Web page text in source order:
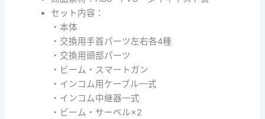
セット内容：
・本体
・交換用手首パーツ左右各4種
・交換用頭部パーツ
・ビーム・スマートガン
・インコム用ケーブル一式
・インコム中継器一式
・ビーム・サーベル×2